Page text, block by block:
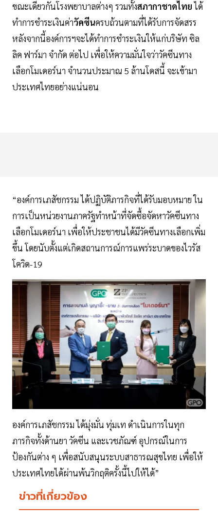
ขณะเดียวกันโรงพยาบาลต่างๆ รวมทั้งสภากาชาดไทยได้
ทำการชำระเงินค่าวัคซีนครบถ้วนตามที่ได้รับการจัดสรร
หลังจากนี้องค์การฯจะได้ทำการชำระเงินให้แก่บริษัท ซิล
ลิค ฟาร์มา จํากัด ต่อไป เพื่อให้ความมั่นใจว่าวัคซีนทาง
เลือกโมเดอร์นา จำนวนประมาณ 5 ล้านโดสนี้ จะเข้ามา
ประเทศไทยอย่างแน่นอน
“องค์การเภสัชกรรม ได้ปฏิบัติภารกิจที่ได้รับมอบหมาย ใน
การเป็นหน่วยงานภาครัฐทำหน้าที่จัดซื้อจัดหาวัคซีนทาง
เลือกโมเดอร์นา เพื่อให้ประชาชนได้มีวัคซีนทางเลือกเพิ่ม
ขึ้น โดยนับตั้งแต่เกิดสถานการณ์การแพร่ระบาดของไวรัส
โควิด-19
องค์การเภสัชกรรม ได้มุ่งมั่น ทุ่มเท ดำเนินการในทุก
ภารกิจทั้งด้านยา วัคซีน และเวชภัณฑ์ อุปกรณ์ในการ
ป้องกันต่าง ๆ เพื่อสนับสนุนระบบสาธารณสุขไทย เพื่อให้
ประเทศไทยได้ผ่านพ้นวิกฤติครั้งนี้ไปให้ได้”
ข่าวที่เกี่ยวข้อง